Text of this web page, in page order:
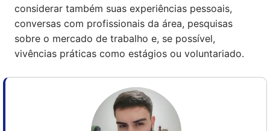
considerar também suas experiências pessoais,
conversas com profissionais da área, pesquisas
sobre o mercado de trabalho e, se possível,
vivências práticas como estágios ou voluntariado.